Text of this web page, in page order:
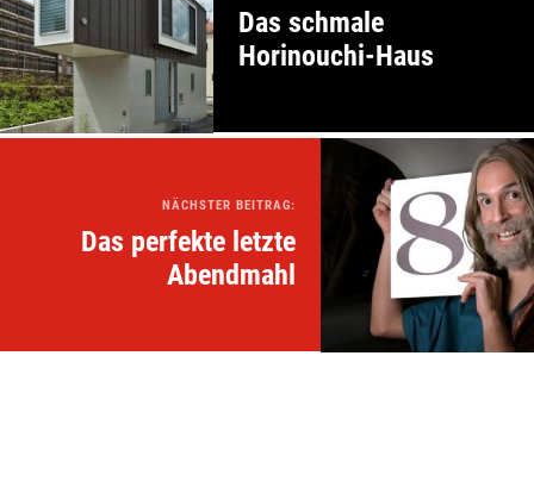
Das schmale
Horinouchi-Haus
NÄCHSTER BEITRAG:
Das perfekte letzte
Abendmahl